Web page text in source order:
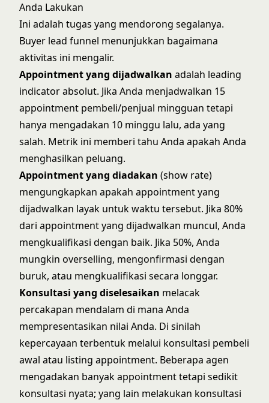
Anda Lakukan
Ini adalah tugas yang mendorong segalanya.
Buyer lead funnel menunjukkan bagaimana
aktivitas ini mengalir.
Appointment yang dijadwalkan adalah leading
indicator absolut. Jika Anda menjadwalkan 15
appointment pembeli/penjual mingguan tetapi
hanya mengadakan 10 minggu lalu, ada yang
salah. Metrik ini memberi tahu Anda apakah Anda
menghasilkan peluang.
Appointment yang diadakan (show rate)
mengungkapkan apakah appointment yang
dijadwalkan layak untuk waktu tersebut. Jika 80%
dari appointment yang dijadwalkan muncul, Anda
mengkualifikasi dengan baik. Jika 50%, Anda
mungkin overselling, mengonfirmasi dengan
buruk, atau mengkualifikasi secara longgar.
Konsultasi yang diselesaikan melacak
percakapan mendalam di mana Anda
mempresentasikan nilai Anda. Di sinilah
kepercayaan terbentuk melalui konsultasi pembeli
awal atau listing appointment. Beberapa agen
mengadakan banyak appointment tetapi sedikit
konsultasi nyata; yang lain melakukan konsultasi